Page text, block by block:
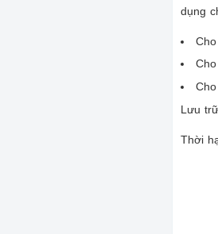
dụng
Lưu
Thời